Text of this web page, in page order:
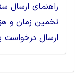
راهنمای ارسال
تخمین زمان و
ارسال درخواست